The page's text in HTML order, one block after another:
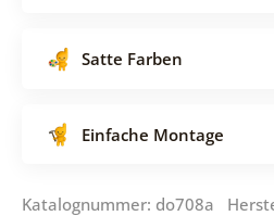
Satte Farben
Einfache Montage
Katalognummer: do708a